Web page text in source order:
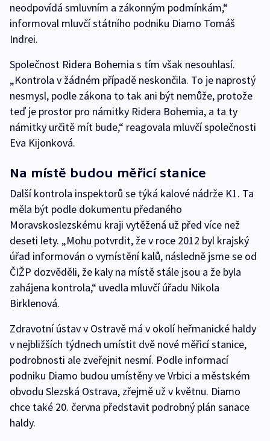
neodpovídá smluvním a zákonným podmínkám,“
informoval mluvčí státního podniku Diamo Tomáš
Indrei.
Společnost Ridera Bohemia s tím však nesouhlasí.
„Kontrola v žádném případě neskončila. To je naprostý
nesmysl, podle zákona to tak ani být nemůže, protože
teď je prostor pro námitky Ridera Bohemia, a ta ty
námitky určitě mít bude,“ reagovala mluvčí společnosti
Eva Kijonková.
Na místě budou měřicí stanice
Další kontrola inspektorů se týká kalové nádrže K1. Ta
měla být podle dokumentu předaného
Moravskoslezskému kraji vytěžená už před více než
deseti lety. „Mohu potvrdit, že v roce 2012 byl krajský
úřad informován o vymístění kalů, následně jsme se od
ČIŽP dozvěděli, že kaly na místě stále jsou a že byla
zahájena kontrola,“ uvedla mluvčí úřadu Nikola
Birklenová.
Zdravotní ústav v Ostravě má v okolí heřmanické haldy
v nejbližších týdnech umístit dvě nové měřicí stanice,
podrobnosti ale zveřejnit nesmí. Podle informací
podniku Diamo budou umístěny ve Vrbici a městském
obvodu Slezská Ostrava, zřejmě už v květnu. Diamo
chce také 20. června představit podrobný plán sanace
haldy.